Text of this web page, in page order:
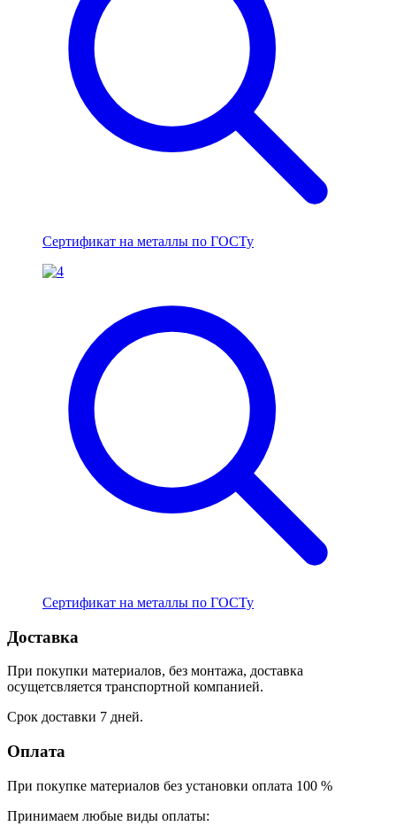
Сертификат на металлы по ГОСТу
Сертификат на металлы по ГОСТу
Доставка
При покупки материалов, без монтажа, доставка
осущетсвляется транспортной компанией.
Срок доставки 7 дней.
Оплата
При покупке материалов без установки оплата 100 %
Принимаем любые виды оплаты: